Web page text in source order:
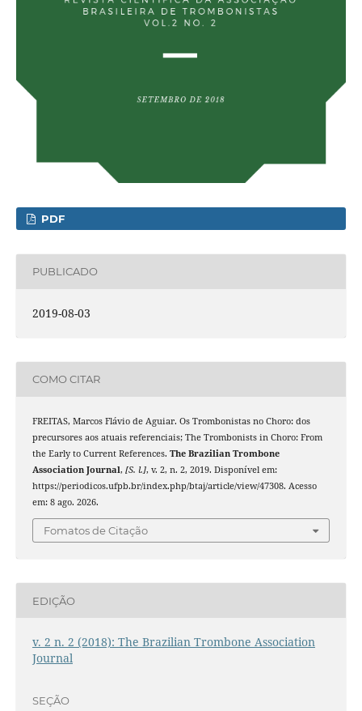
PDF
PUBLICADO
2019-08-03
COMO CITAR
FREITAS, Marcos Flávio de Aguiar. Os Trombonistas no Choro: dos
precursores aos atuais referenciais; The Trombonists in Choro: From
the Early to Current References. The Brazilian Trombone
Association Journal, [S. l.], v. 2, n. 2, 2019. Disponível em:
https://periodicos.ufpb.br/index.php/btaj/article/view/47308. Acesso
em: 8 ago. 2026.
Fomatos de Citação
EDIÇÃO
v. 2 n. 2 (2018): The Brazilian Trombone Association
Journal
SEÇÃO